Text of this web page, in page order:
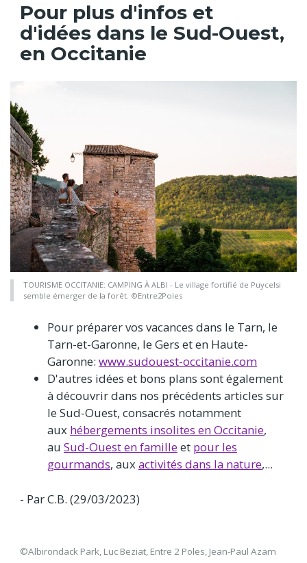
Pour plus d'infos et
d'idées dans le Sud-Ouest,
en Occitanie
TOURISME OCCITANIE: CAMPING À ALBI - Le village fortifié de Puycelsi
semble émerger de la forêt. ©Entre2Poles
Pour préparer vos vacances dans le Tarn, le
Tarn-et-Garonne, le Gers et en Haute-
Garonne: www.sudouest-occitanie.com
D'autres idées et bons plans sont également
à découvrir dans nos précédents articles sur
le Sud-Ouest, consacrés notamment
aux hébergements insolites en Occitanie,
au Sud-Ouest en familleet pour les
gourmands, auxactivités dans la nature,...
- Par C.B. (29/03/2023)
©Albirondack Park, Luc Beziat, Entre 2 Poles, Jean-Paul Azam